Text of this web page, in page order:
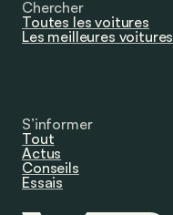
Chercher
Toutes les voitures
Les meilleures voitures
S’informer
Tout
Actus
Conseils
Essais